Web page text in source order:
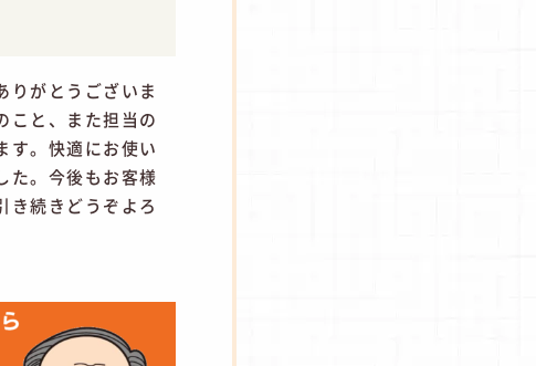
りがとうございま
こと、また担当の
す。快適にお使い
た。今後もお客様
き続きどうぞよろ